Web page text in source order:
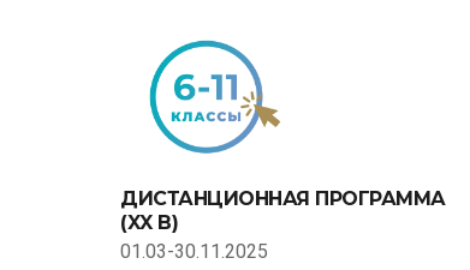
ДИСТАНЦИОННАЯ ПРОГРАММА
(XX В)
01.03-30.11.2025